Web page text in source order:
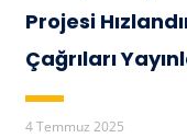
Projesi
Çağrıları
4 Temmuz 2025